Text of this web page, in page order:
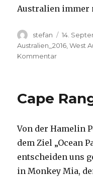
Australien immer
Autor
stefan
am
14.
Australien_2016 ,West
Kommentarzu
Cape
Von der Hamelin
dem Ziel „Ocean
entscheiden uns
in Monkey Mia,